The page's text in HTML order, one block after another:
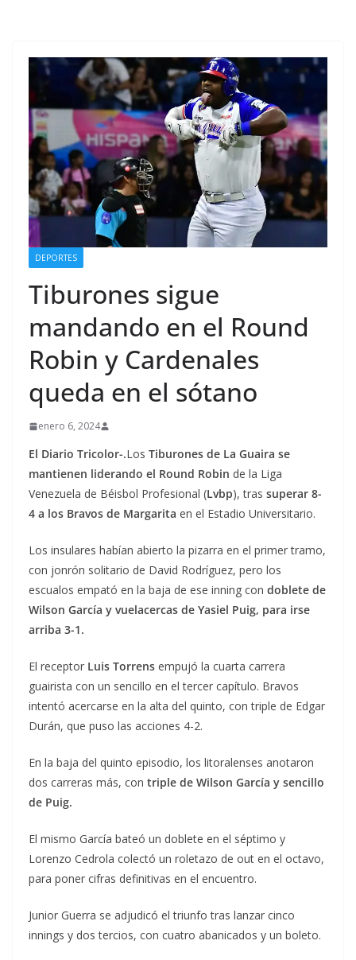
DEPORTES
Tiburones sigue
mandando en el Round
Robin y Cardenales
queda en el sótano
enero 6, 2024
El Diario Tricolor-.Los Tiburones de La Guaira se
mantienen liderando el Round Robin de la Liga
Venezuela de Béisbol Profesional (Lvbp), tras superar 8-
4 a los Bravos de Margarita en el Estadio Universitario.
Los insulares habían abierto la pizarra en el primer tramo,
con jonrón solitario de David Rodríguez, pero los
escualos empató en la baja de ese inning con doblete de
Wilson García y vuelacercas de Yasiel Puig, para irse
arriba 3-1.
El receptor Luis Torrens empujó la cuarta carrera
guairista con un sencillo en el tercer capítulo. Bravos
intentó acercarse en la alta del quinto, con triple de Edgar
Durán, que puso las acciones 4-2.
En la baja del quinto episodio, los litoralenses anotaron
dos carreras más, con triple de Wilson García y sencillo
de Puig.
El mismo García bateó un doblete en el séptimo y
Lorenzo Cedrola colectó un roletazo de out en el octavo,
para poner cifras definitivas en el encuentro.
Junior Guerra se adjudicó el triunfo tras lanzar cinco
innings y dos tercios, con cuatro abanicados y un boleto.